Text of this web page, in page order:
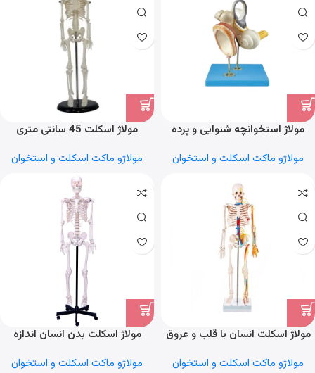
مولاژ استخوانچه شنوایی و پرده
مولاژو ماکت اسکلت و استخوان
مولاژ اسکلت 45 سانتی متری
مولاژو ماکت اسکلت و استخوان
مولاژ اسکلت انسان با قلب و عروق
مولاژو ماکت اسکلت و استخوان
مولاژ اسکلت بدن انسان اندازه
مولاژو ماکت اسکلت و استخوان